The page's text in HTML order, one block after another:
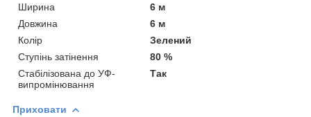
Ширина
6 м
Довжина
6 м
Колір
Зелений
Ступінь затінення
80 %
Стабілізована до УФ-
випромінювання
Так
Приховати